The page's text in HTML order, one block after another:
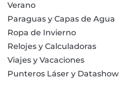
Verano
Paraguas y Capas de Agua
Ropa de Invierno
Relojes y Calculadoras
Viajes y Vacaciones
Punteros Láser y Datashow